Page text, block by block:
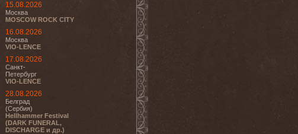
15.08.2026
Москва
MOSCOW ROCK CITY
16.08.2026
Москва
VIO-LENCE
17.08.2026
Санкт-
Петербург
VIO-LENCE
28.08.2026
Белград
(Сербия)
Hellhammer Festival
(DARK FUNERAL,
DISCHARGE и др.)